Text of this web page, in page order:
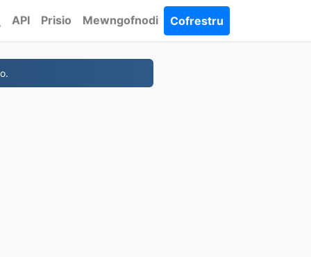
API Prisio Mewngofnodi Cofrestru